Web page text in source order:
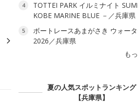
4
TOTTEI PARK イルミナイト
KOBE MARINE BLUE －／兵庫県
5
ボートレースあまがさき ウォー
2026／兵庫県
も
夏の人気スポットランキング
【兵庫県】